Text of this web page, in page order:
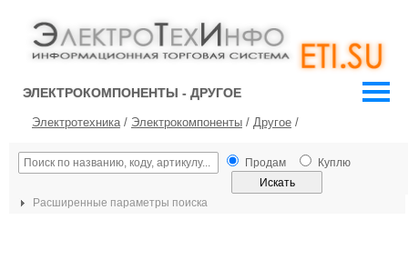
ЭЛЕКТРОКОМПОНЕНТЫ - ДРУГОЕ
Электротехника/ Электрокомпоненты / Другое /
Продам Куплю
Расширенные параметры поиска